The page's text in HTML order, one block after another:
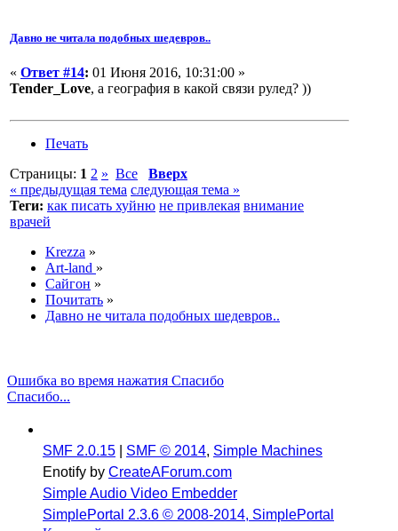
Давно не читала подобных шедевров..
« Ответ #14: 01 Июня 2016, 10:31:00 »
Tender_Love, а география в какой связи рулед? ))
Печать
Страницы: 1 2 » Все
Вверх
« предыдущая тема следующая тема »
Теги: как писать хуйню не привлекая внимание
врачей
Krezza »
Art-land »
Сайгон »
Почитать »
Давно не читала подобных шедевров..
Ошибка во время нажатия Спасибо
Спасибо...
SMF 2.0.15 SMF © 2014, Simple Machines
Enotify by CreateAForum.com
Simple Audio Video Embedder
SimplePortal 2.3.6 © 2008-2014, SimplePortal